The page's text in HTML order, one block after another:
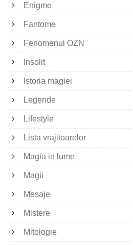
Enigme
Fantome
Fenomenul OZN
Insolit
Istoria magiei
Legende
Lifestyle
Lista vrajitoarelor
Magia in lume
Magii
Mesaje
Mistere
Mitologie